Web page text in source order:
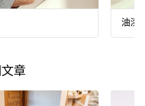
油漆
章